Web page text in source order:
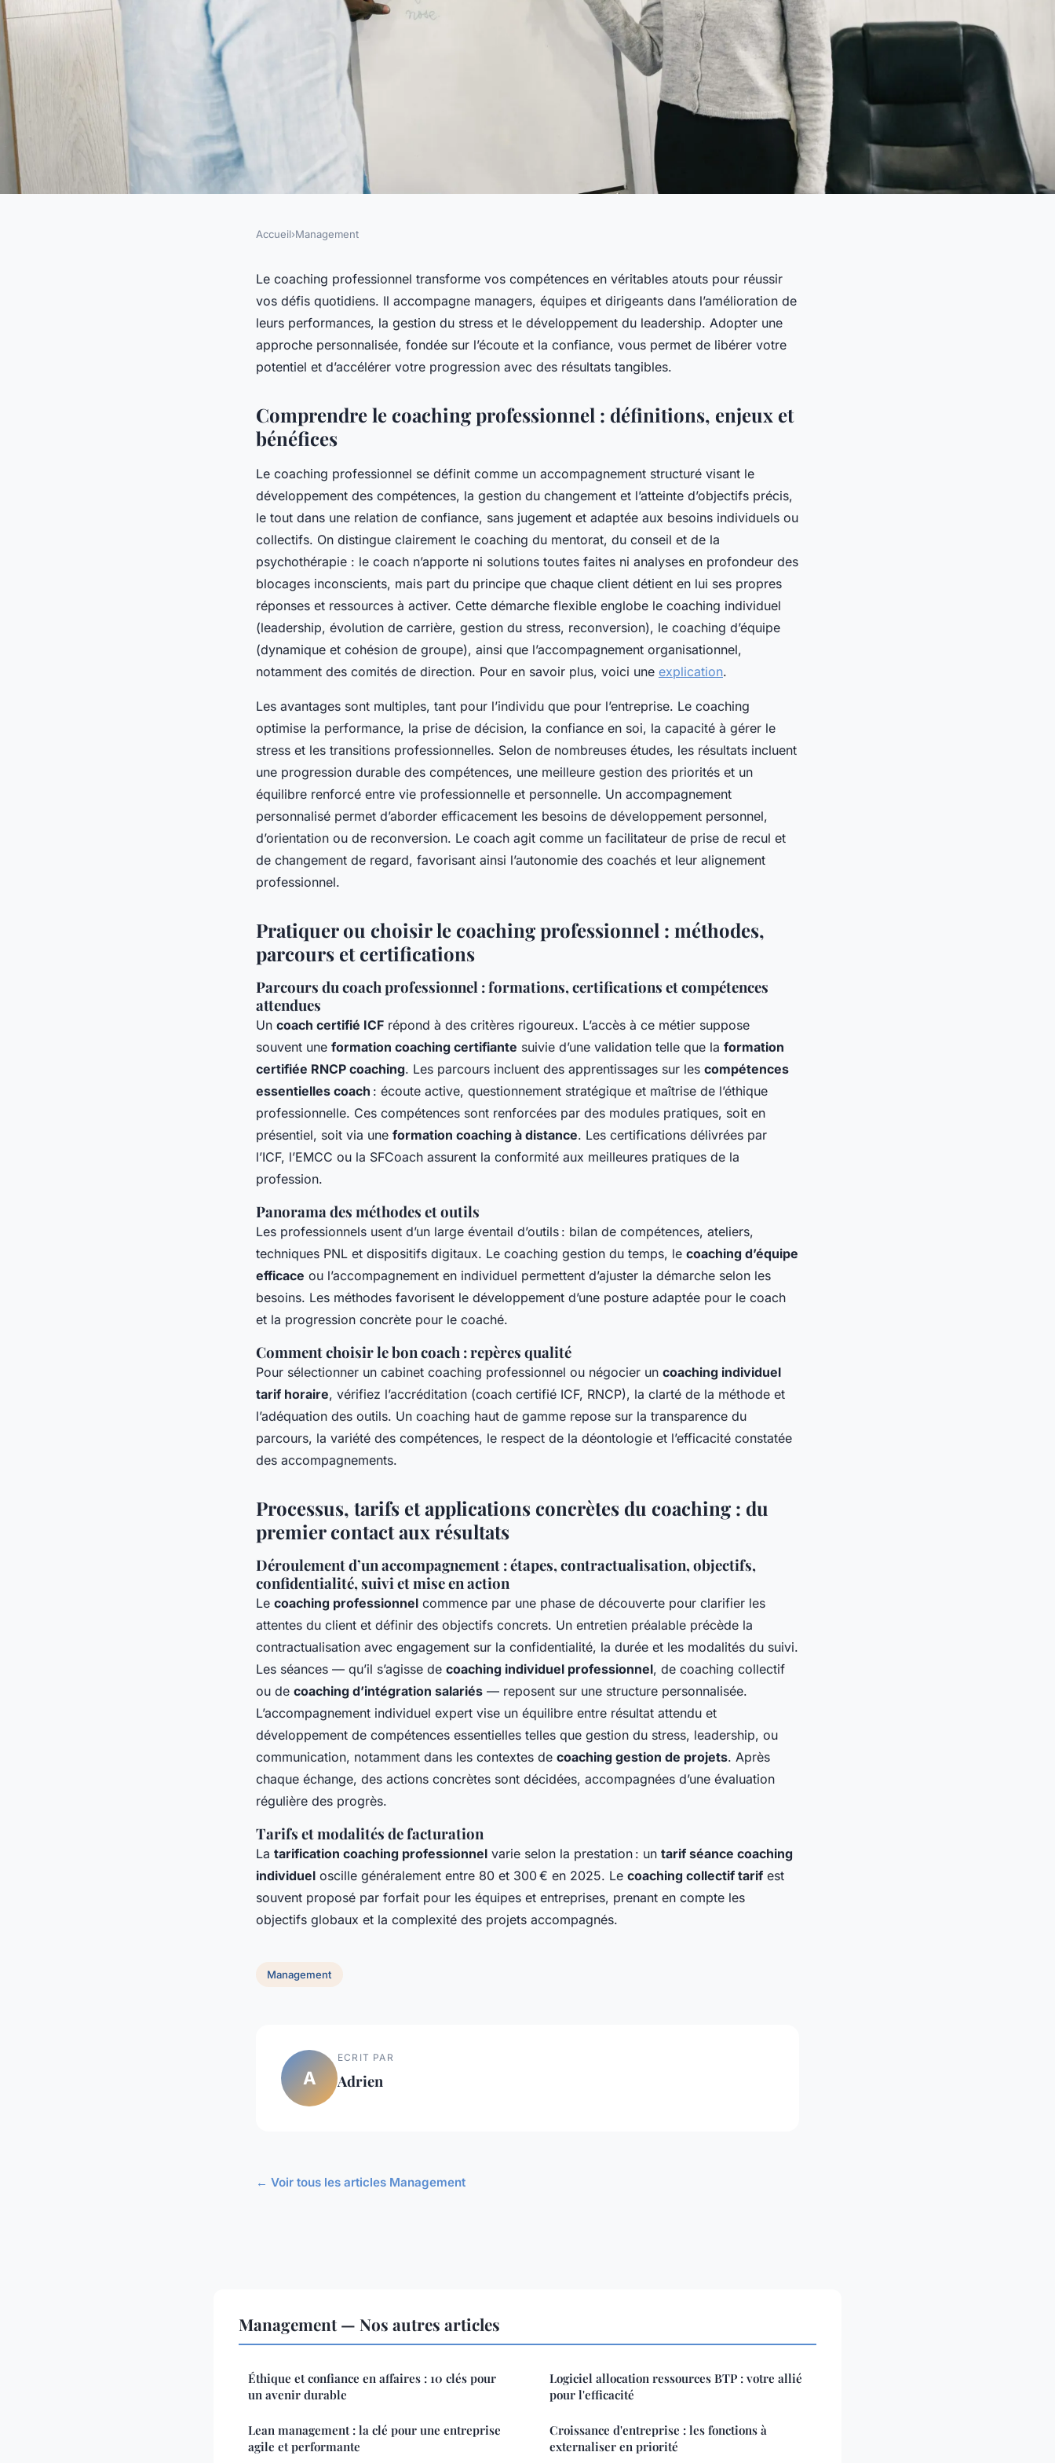
Coaching professionnel : valorisez vos
compétences et réussissez
Accueil›Management
Le coaching professionnel transforme vos compétences en véritables atouts pour réussir
vos défis quotidiens. Il accompagne managers, équipes et dirigeants dans l’amélioration de
leurs performances, la gestion du stress et le développement du leadership. Adopter une
approche personnalisée, fondée sur l’écoute et la confiance, vous permet de libérer votre
potentiel et d’accélérer votre progression avec des résultats tangibles.
Comprendre le coaching professionnel : définitions, enjeux et
bénéfices
Le coaching professionnel se définit comme un accompagnement structuré visant le
développement des compétences, la gestion du changement et l’atteinte d’objectifs précis,
le tout dans une relation de confiance, sans jugement et adaptée aux besoins individuels ou
collectifs. On distingue clairement le coaching du mentorat, du conseil et de la
psychothérapie : le coach n’apporte ni solutions toutes faites ni analyses en profondeur des
blocages inconscients, mais part du principe que chaque client détient en lui ses propres
réponses et ressources à activer. Cette démarche flexible englobe le coaching individuel
(leadership, évolution de carrière, gestion du stress, reconversion), le coaching d’équipe
(dynamique et cohésion de groupe), ainsi que l’accompagnement organisationnel,
notamment des comités de direction. Pour en savoir plus, voici une explication.
Les avantages sont multiples, tant pour l’individu que pour l’entreprise. Le coaching
optimise la performance, la prise de décision, la confiance en soi, la capacité à gérer le
stress et les transitions professionnelles. Selon de nombreuses études, les résultats incluent
une progression durable des compétences, une meilleure gestion des priorités et un
équilibre renforcé entre vie professionnelle et personnelle. Un accompagnement
personnalisé permet d’aborder efficacement les besoins de développement personnel,
d’orientation ou de reconversion. Le coach agit comme un facilitateur de prise de recul et
de changement de regard, favorisant ainsi l’autonomie des coachés et leur alignement
professionnel.
Pratiquer ou choisir le coaching professionnel : méthodes,
parcours et certifications
Parcours du coach professionnel : formations, certifications et compétences
attendues
Un coach certifié ICF répond à des critères rigoureux. L’accès à ce métier suppose
souvent une formation coaching certifiante suivie d’une validation telle que la formation
certifiée RNCP coaching. Les parcours incluent des apprentissages sur les compétences
essentielles coach : écoute active, questionnement stratégique et maîtrise de l’éthique
professionnelle. Ces compétences sont renforcées par des modules pratiques, soit en
présentiel, soit via une formation coaching à distance. Les certifications délivrées par
l’ICF, l’EMCC ou la SFCoach assurent la conformité aux meilleures pratiques de la
profession.
Panorama des méthodes et outils
Les professionnels usent d’un large éventail d’outils : bilan de compétences, ateliers,
techniques PNL et dispositifs digitaux. Le coaching gestion du temps, le coaching d’équipe
efficace ou l’accompagnement en individuel permettent d’ajuster la démarche selon les
besoins. Les méthodes favorisent le développement d’une posture adaptée pour le coach
et la progression concrète pour le coaché.
Comment choisir le bon coach : repères qualité
Pour sélectionner un cabinet coaching professionnel ou négocier un coaching individuel
tarif horaire, vérifiez l’accréditation (coach certifié ICF, RNCP), la clarté de la méthode et
l’adéquation des outils. Un coaching haut de gamme repose sur la transparence du
parcours, la variété des compétences, le respect de la déontologie et l’efficacité constatée
des accompagnements.
Processus, tarifs et applications concrètes du coaching : du
premier contact aux résultats
Déroulement d’un accompagnement : étapes, contractualisation, objectifs,
confidentialité, suivi et mise en action
Le coaching professionnel commence par une phase de découverte pour clarifier les
attentes du client et définir des objectifs concrets. Un entretien préalable précède la
contractualisation avec engagement sur la confidentialité, la durée et les modalités du suivi.
Les séances — qu’il s’agisse de coaching individuel professionnel, de coaching collectif
ou de coaching d’intégration salariés — reposent sur une structure personnalisée.
L’accompagnement individuel expert vise un équilibre entre résultat attendu et
développement de compétences essentielles telles que gestion du stress, leadership, ou
communication, notamment dans les contextes de coaching gestion de projets. Après
chaque échange, des actions concrètes sont décidées, accompagnées d’une évaluation
régulière des progrès.
Tarifs et modalités de facturation
La tarification coaching professionnel varie selon la prestation : un tarif séance coaching
individuel oscille généralement entre 80 et 300 € en 2025. Le coaching collectif tarif est
souvent proposé par forfait pour les équipes et entreprises, prenant en compte les
objectifs globaux et la complexité des projets accompagnés.
Management
A
ECRIT PAR
Adrien
← Voir tous les articles Management
Management — Nos autres articles
Éthique et confiance en affaires : 10 clés pour
un avenir durable
Lean management : la clé pour une entreprise
agile et performante
Logiciel allocation ressources BTP : votre allié
pour l'efficacité
Croissance d'entreprise : les fonctions à
externaliser en priorité